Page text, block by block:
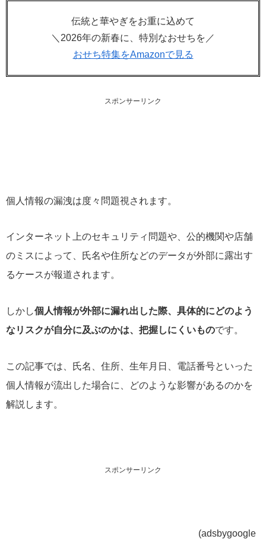
伝統と華やぎをお重に込めて
＼2026年の新春に、特別なおせちを／
おせち特集をAmazonで見る
スポンサーリンク
個人情報の漏洩は度々問題視されます。
インターネット上のセキュリティ問題や、公的機関や店舗
のミスによって、氏名や住所などのデータが外部に露出す
るケースが報道されます。
しかし個人情報が外部に漏れ出した際、具体的にどのよう
なリスクが自分に及ぶのかは、把握しにくいものです。
この記事では、氏名、住所、生年月日、電話番号といった
個人情報が流出した場合に、どのような影響があるのかを
解説します。
スポンサーリンク
(adsbygoogle